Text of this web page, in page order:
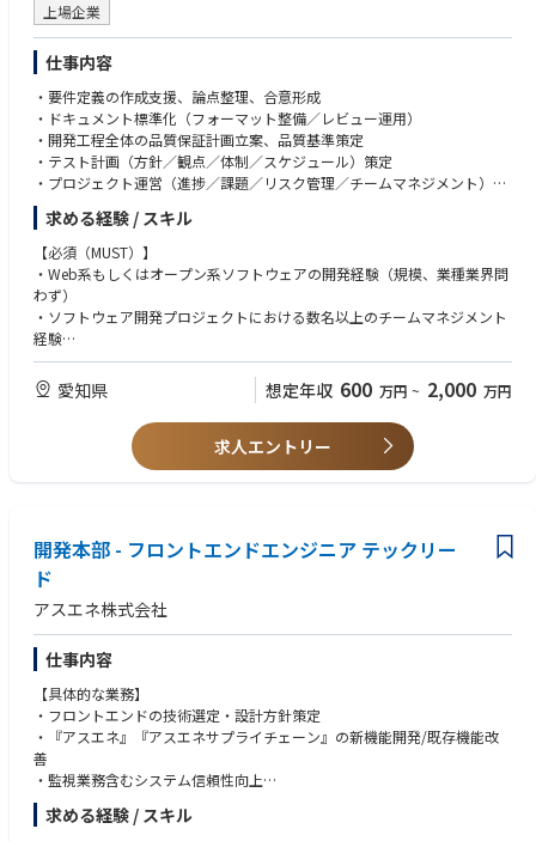
■Value
Authentic：本質の追求をあきらめない
Proactive：全員が前のめりに共創する
Asobi：余白に目を向けて遊び心を持ち続ける
“Mission・Value”に込められた想い：砂金CEOインタビュー
https://note.com/gen_ax/n/n02385df11d33
＜魅力ポイント＞
◤プロジェクトの魅力◢
・ビジネスインパクトの大きい分析案件に携われる
・プロフィットセンターとしてのデータ分析部門で、事業価値に直結する
成果を出せる
・強いコネクションと高難度な課題解決に取り組める
◤組織とカルチャー◢
ョンが特徴
・全社定例・部門横断の情報共有や交流会によりオープンな連携環境
・社内イベント（スポーツ大会・屋形船・シアター会など）で活発なチー
ム文化
・外国籍の方も多く働く環境のため、英語を使用する社内会議の実施。
◤成長環境◢
・東京大学との共同研究・輪読会、社内技術勉強会を定期開催
・書籍・資格・セミナー・カンファレンス参加など、自由度の高い研鑽費
・固定学習プラットフォームに縛られず、目的に応じた柔軟な学びが可能
・全社員にChatGPTアカウントを付与し、生成AI活用を推進
・ハイブリッド／リモート勤務可、休暇制度は大手企業水準
・スポーツ手当や社内交流補助など、健康・コミュニケーションの両面を
支援
・社会保険完備、協会けんぽ加入、健康診断や予防接種（家族含む）も全
額補助
・通勤交通費・出張・研修旅費などの各種手当、住宅・育児サポートも充
実
上場企業
仕事内容
・要件定義の作成支援、論点整理、合意形成
・ドキュメント標準化（フォーマット整備／レビュー運用）
・開発工程全体の品質保証計画立案、品質基準策定
・テスト計画（方針／観点／体制／スケジュール）策定
・プロジェクト運営（進捗／課題／リスク管理／チームマネジメント）
・品質／ユーザビリティ向上の改善提案、施策推進
・AI活用戦略の企画、導入推進、運用設計
求める経験 / スキル
【必須（MUST）】
・Web系もしくはオープン系ソフトウェアの開発経験（規模、業種業界問
わず）
・ソフトウェア開発プロジェクトにおける数名以上のチームマネジメント
経験
【歓迎（WANT）】
・プロジェクトマネジメント経験
・お客様との折衝経験、交渉経験
・SI系のソフトウェア開発プロジェクトに携わった経験（言語問わず）
愛知県 想定年収 600 万円 ~ 2,000 万円
求人エントリー
開発本部 - フロントエンドエンジニア テックリー
ド
アスエネ株式会社
仕事内容
【具体的な業務】
・フロントエンドの技術選定・設計方針策定
・『アスエネ』『アスエネサプライチェーン』の新機能開発/既存機能改
善
・監視業務含むシステム信頼性向上
・カスタマーニーズを深く理解した上での整理、あるべき仕様への落とし
込み求める経験 / スキル